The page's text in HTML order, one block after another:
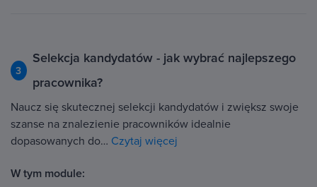
3
Selekcja kandydatów - jak wybrać najlepszego
pracownika?
Naucz się skutecznej selekcji kandydatów i zwiększ swoje
szanse na znalezienie pracowników idealnie
dopasowanych do… Czytaj więcej
W tym module: